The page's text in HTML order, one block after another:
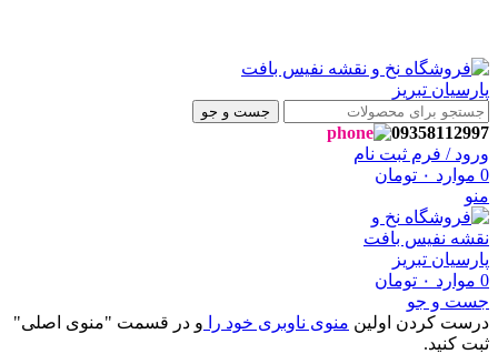
جست و جو
09358112997
ورود / فرم ثبت نام
0 موارد ۰ تومان
منو
0 موارد ۰ تومان
جست و جو
درست کردن اولین منوی ناوبری خود را و در قسمت "منوی اصلی"
ثبت کنید.